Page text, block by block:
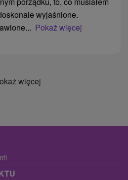
wyjaśnione.
Pokaż więcej
więcej